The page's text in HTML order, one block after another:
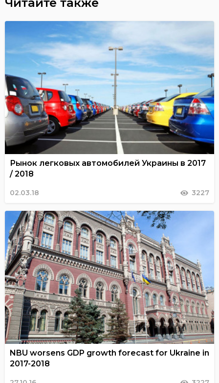
Рынок легковых автомобилей Украины в 2017
/ 2018
02.03.18 3227
NBU worsens GDP growth forecast for Ukraine in
2017-2018